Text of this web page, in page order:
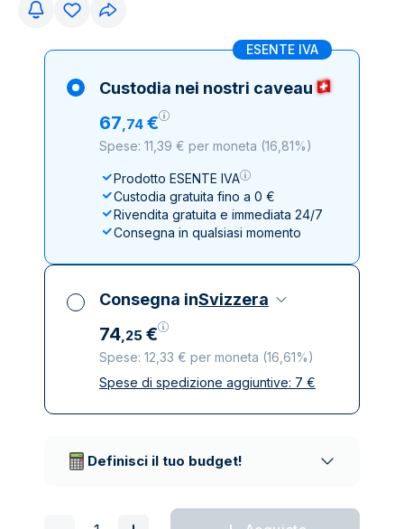
ESENTE IVA
Custodia nei nostri caveau
67,74 €
Spese: 11,39 € per moneta (16,81%)
Prodotto ESENTE IVA
Custodia gratuita fino a 0 €
Rivendita gratuita e immediata 24/7
Consegna in qualsiasi momento
Consegna inSvizzera
74,25 €
Spese: 12,33 € per moneta (16,61%)
Tutte le tasse incluse
Spese di spedizione aggiuntive: 7 €
Definisci il tuo budget!